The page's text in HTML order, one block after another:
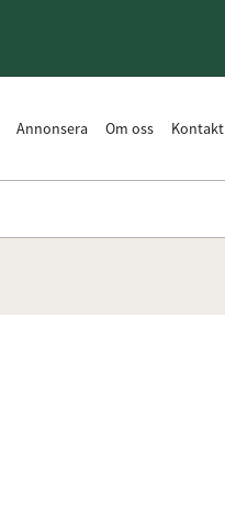
Annonsera Om oss Kontakt